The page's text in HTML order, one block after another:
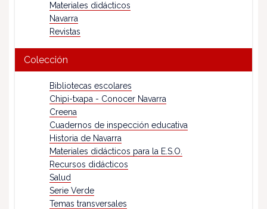
Materiales didácticos
Navarra
Revistas
Colección
Bibliotecas escolares
Chipi-txapa - Conocer Navarra
Creena
Cuadernos de inspección educativa
Historia de Navarra
Materiales didácticos para la E.S.O.
Recursos didácticos
Salud
Serie Verde
Temas transversales